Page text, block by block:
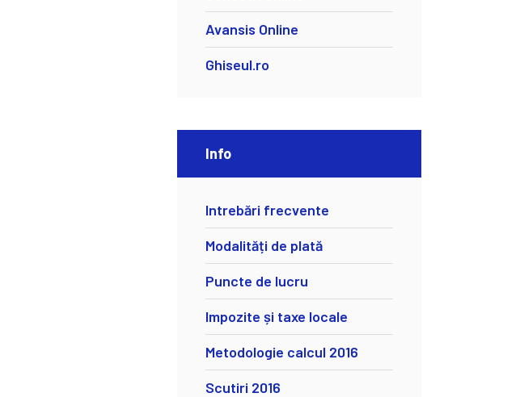
Avansis Online
Ghiseul.ro
Info
Intrebări frecvente
Modalități de plată
Puncte de lucru
Impozite și taxe locale
Metodologie calcul 2016
Scutiri 2016